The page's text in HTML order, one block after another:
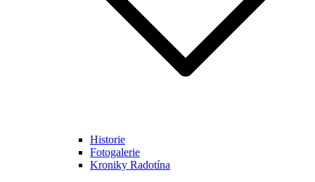
Historie
Fotogalerie
Kroniky Radotína